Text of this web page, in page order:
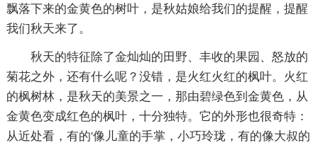
飘落下来的金黄色的树叶，是秋姑娘给我们的提醒，提醒
我们秋天来了。
秋天的特征除了金灿灿的田野、丰收的果园、怒放的
菊花之外，还有什么呢？没错，是火红火红的枫叶。火红
的枫树林，是秋天的美景之一，那由碧绿色到金黄色，从
金黄色变成红色的枫叶，十分独特。它的外形也很奇特：
从近处看，有的'像儿童的手掌，小巧玲珑，有的像大叔的